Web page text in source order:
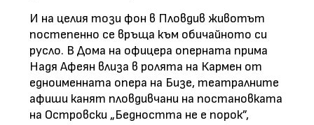
И на целия този фон в Пловдив животът
постепенно се връща към обичайното си
русло. В Дома на офицера оперната прима
Надя Афеян влиза в ролята на Кармен от
едноименната опера на Бизе, театралните
афиши канят пловдивчани на постановката
на Островски „Бедността не е порок”,